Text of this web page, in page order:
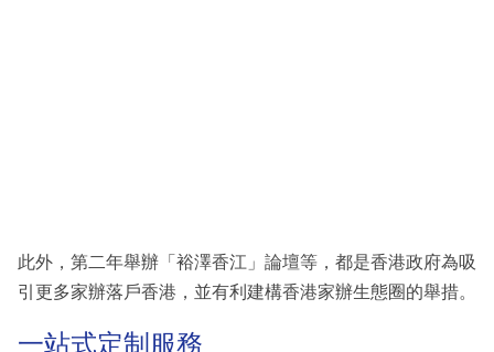
此外，第二年舉辦「裕澤香江」論壇等，都是香港政府為吸
引更多家辦落戶香港，並有利建構香港家辦生態圈的舉措。
一站式定制服務